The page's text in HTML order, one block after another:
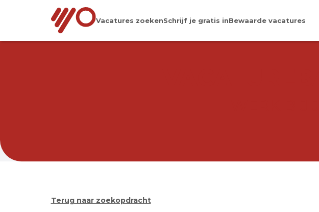
Vacatures zoekenSchrijf je gratis inBewaarde vacatures
Terug naar zoekopdracht